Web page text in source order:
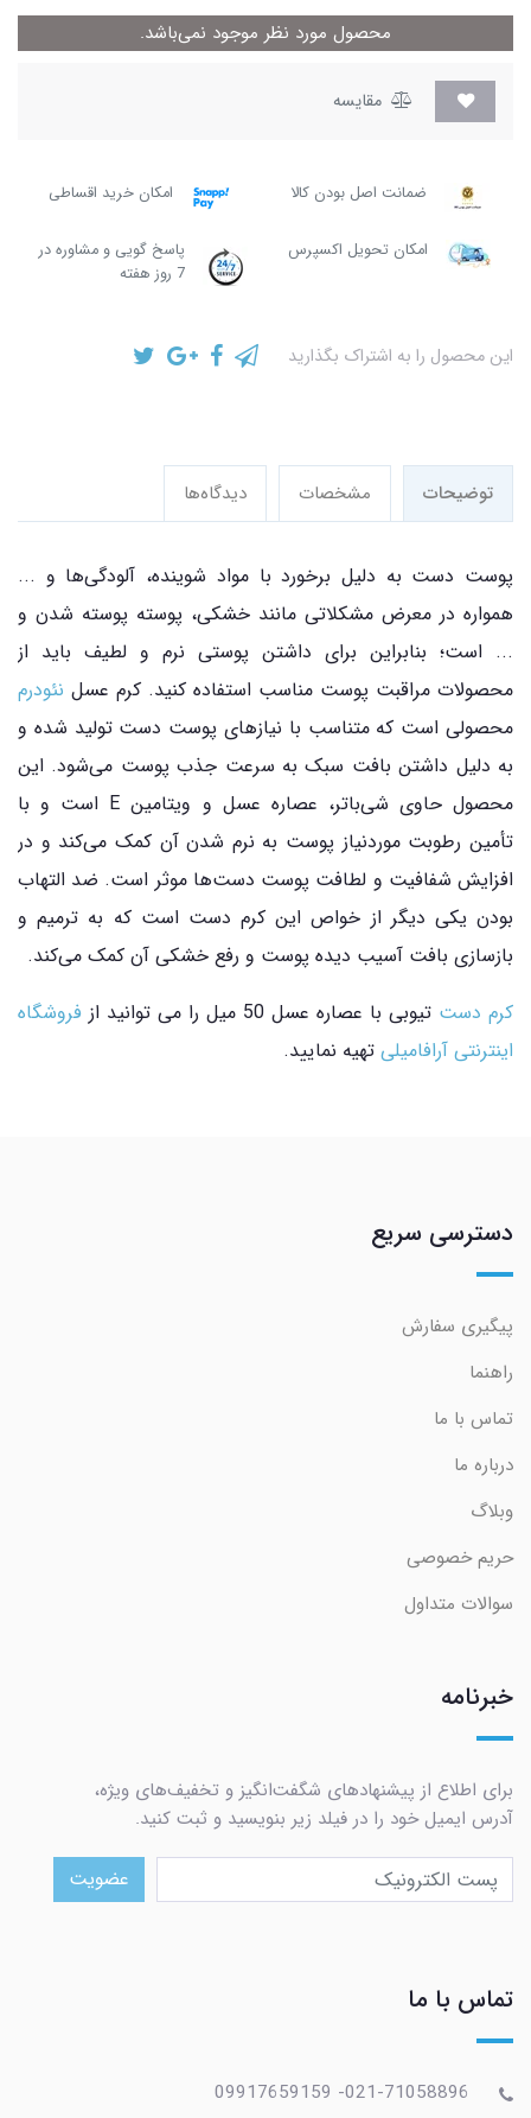
محصول مورد نظر موجود نمی‌باشد.
مقایسه
ضمانت اصل بودن کالا امکان خرید اقساطی
امکان تحویل اکسپرس
پاسخ گویی و مشاوره در
7 روز هفته
این محصول را به اشتراک بگذارید
توضیحات مشخصات دیدگاه‌ها
پوست دست به دلیل برخورد با مواد شوینده، آلودگی‌ها و ...
همواره در معرض مشکلاتی مانند خشکی، پوسته پوسته شدن و
... است؛ بنابراین برای داشتن پوستی نرم و لطیف باید از
محصولات مراقبت پوست مناسب استفاده کنید. کرم عسل نئودرم
محصولی است که متناسب با نیازهای پوست دست تولید شده و
به دلیل داشتن بافت سبک به سرعت جذب پوست می‌شود. این
محصول حاوی شی‌باتر، عصاره عسل و ویتامین E است و با
تأمین رطوبت موردنیاز پوست به نرم شدن آن کمک می‌کند و در
افزایش شفافیت و لطافت پوست دست‌ها موثر است. ضد التهاب
بودن یکی دیگر از خواص این کرم دست است که به ترمیم و
بازسازی بافت آسیب دیده پوست و رفع خشکی آن کمک می‌کند.
کرم دست تیوبی با عصاره عسل 50 میل را می توانید از
فروشگاه
اینترنتی آرافامیلی تهیه نمایید.
دسترسی سریع
پیگیری سفارش
راهنما
تماس با ما
درباره ما
وبلاگ
حریم خصوصی
سوالات متداول
خبرنامه
برای اطلاع از پیشنهادهای شگفت‌انگیز و تخفیف‌های ویژه،
آدرس ایمیل خود را در فیلد زیر بنویسید و ثبت کنید.
عضویت
تماس با ما